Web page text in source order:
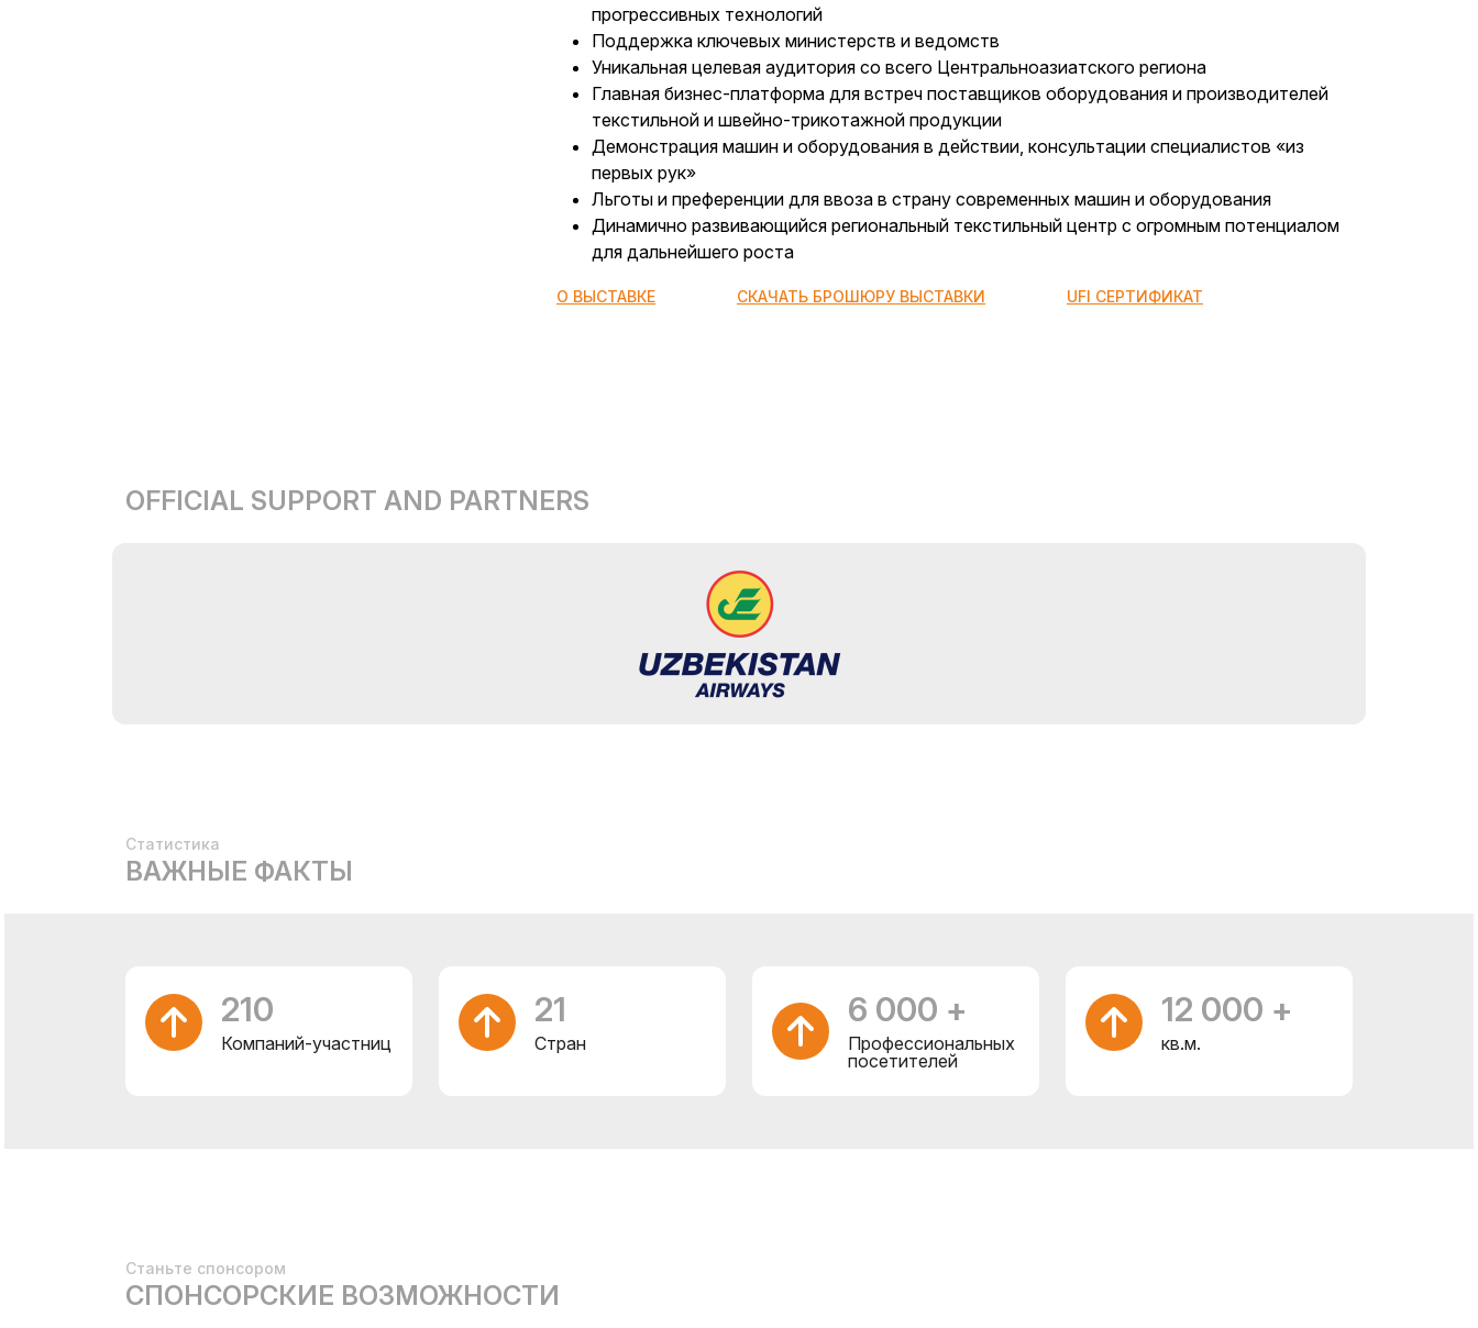
прогрессивных технологий
Поддержка ключевых министерств и ведомств
Уникальная целевая аудитория со всего Центральноазиатского региона
Главная бизнес-платформа для встреч поставщиков оборудования и производителей
текстильной и швейно-трикотажной продукции
Демонстрация машин и оборудования в действии, консультации специалистов «из
первых рук»
Льготы и преференции для ввоза в страну современных машин и оборудования
Динамично развивающийся региональный текстильный центр с огромным потенциалом
для дальнейшего роста
О ВЫСТАВКЕ СКАЧАТЬ БРОШЮРУ ВЫСТАВКИ UFI СЕРТИФИКАТ
OFFICIAL SUPPORT AND PARTNERS
Статистика
ВАЖНЫЕ ФАКТЫ
210
Компаний-участниц
21
Cтран
6 000 +
Профессиональных
посетителей
12 000 +
кв.м.
Станьте спонсором
СПОНСОРСКИЕ ВОЗМОЖНОСТИ